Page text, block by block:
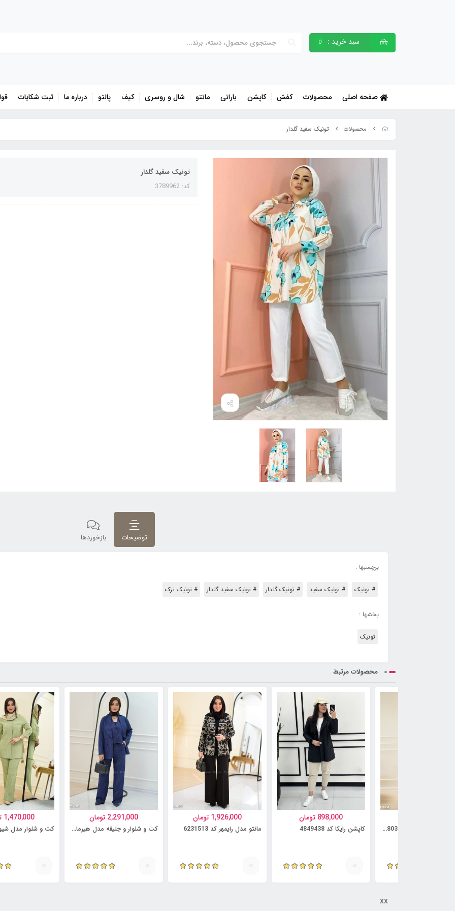
سبد خرید : 0
صفحه اصلی محصولات کفش کاپشن بارانی مانتو شال و روسری کیف پالتو درباره ما ثبت شکایات
محصولات تونیک سفید گلدار
تونیک سفید گلدار
کد: 3789962
توضیحات بازخوردها
برچسبها :
# تونیک # تونیک سفید # تونیک گلدار # تونیک سفید گلدار # تونیک ترک
بخشها :
تونیک
محصولات مرتبط
کت و دامن مدل آنوشه کد 5814803
898,000 تومان
کاپشن رایکا کد 4849438
1,926,000 تومان
مانتو مدل رایمهر کد 6231513
2,291,000 تومان
کت و شلوار و جلیقه مدل هیرمان کد 6231499
1,470,000
xx